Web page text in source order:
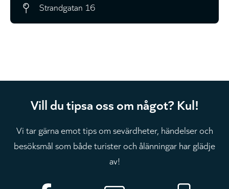
Strandgatan 16
Vill du tipsa oss om något? Kul!
Vi tar gärna emot tips om sevärdheter, händelser och
besöksmål som både turister och ålänningar har glädje
av!